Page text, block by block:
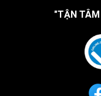
"TẬN